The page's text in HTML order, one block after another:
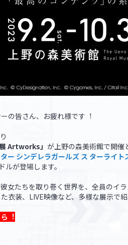
の皆さん、お疲れ様です︕
Artworks」 が上野の森美術館で開催
ー シンデレラガールズ ス ターライト
ルが登場します。
⼥たちを取り巻く世界を、全員のイラ
⾐装、LIVE映像など、多様な展⽰で紹
︕